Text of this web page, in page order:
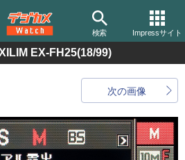
検索 Impressサイト
EX-FH25(18/99)
次の画像